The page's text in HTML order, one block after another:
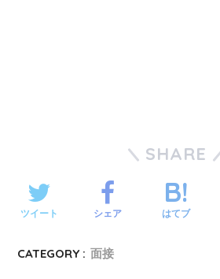
SHARE
ツイート シェア はてブ
CATEGORY : 面接